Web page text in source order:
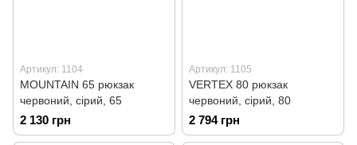
Артикул: 1104
MOUNTAIN 65 рюкзак
червоний, сірий, 65
2 130 грн
Артикул: 1105
VERTEX 80 рюкзак
червоний, сірий, 80
2 794 грн